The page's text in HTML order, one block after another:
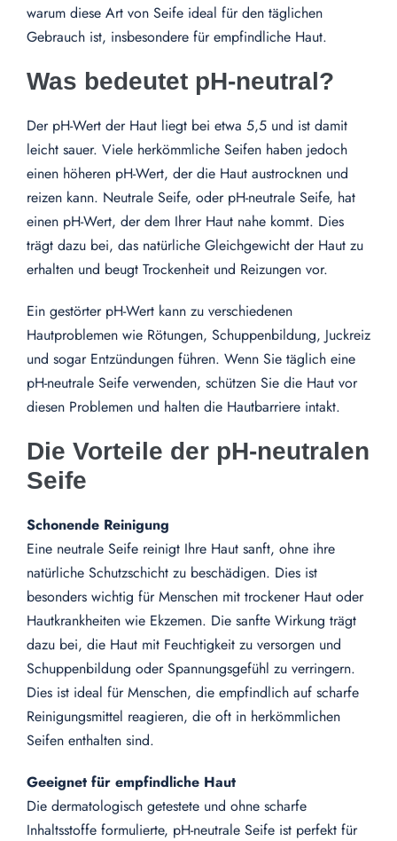
warum diese Art von Seife ideal für den täglichen
Gebrauch ist, insbesondere für empfindliche Haut.
Was bedeutet pH-neutral?
Der pH-Wert der Haut liegt bei etwa 5,5 und ist damit
leicht sauer. Viele herkömmliche Seifen haben jedoch
einen höheren pH-Wert, der die Haut austrocknen und
reizen kann. Neutrale Seife, oder pH-neutrale Seife, hat
einen pH-Wert, der dem Ihrer Haut nahe kommt. Dies
trägt dazu bei, das natürliche Gleichgewicht der Haut zu
erhalten und beugt Trockenheit und Reizungen vor.
Ein gestörter pH-Wert kann zu verschiedenen
Hautproblemen wie Rötungen, Schuppenbildung, Juckreiz
und sogar Entzündungen führen. Wenn Sie täglich eine
pH-neutrale Seife verwenden, schützen Sie die Haut vor
diesen Problemen und halten die Hautbarriere intakt.
Die Vorteile der pH-neutralen
Seife
Schonende Reinigung
Eine neutrale Seife reinigt Ihre Haut sanft, ohne ihre
natürliche Schutzschicht zu beschädigen. Dies ist
besonders wichtig für Menschen mit trockener Haut oder
Hautkrankheiten wie Ekzemen. Die sanfte Wirkung trägt
dazu bei, die Haut mit Feuchtigkeit zu versorgen und
Schuppenbildung oder Spannungsgefühl zu verringern.
Dies ist ideal für Menschen, die empfindlich auf scharfe
Reinigungsmittel reagieren, die oft in herkömmlichen
Seifen enthalten sind.
Geeignet für empfindliche Haut
Die dermatologisch getestete und ohne scharfe
Inhaltsstoffe formulierte, pH-neutrale Seife ist perfekt für